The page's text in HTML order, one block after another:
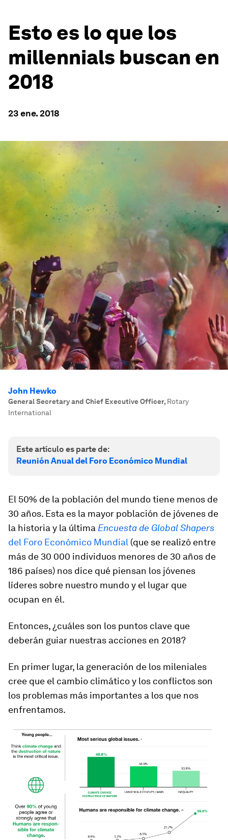
Esto es lo que los
millennials buscan en
2018
23 ene. 2018
John Hewko
General Secretary and Chief Executive Officer, Rotary
International
Este artículo es parte de:
Reunión Anual del Foro Económico Mundial
El 50% de la población del mundo tiene menos de
30 años. Esta es la mayor población de jóvenes de
la historia y la última Encuesta de Global Shapers
del Foro Económico Mundial (que se realizó entre
más de 30 000 individuos menores de 30 años de
186 países) nos dice qué piensan los jóvenes
líderes sobre nuestro mundo y el lugar que
ocupan en él.
Entonces, ¿cuáles son los puntos clave que
deberán guiar nuestras acciones en 2018?
En primer lugar, la generación de los mileniales
cree que el cambio climático y los conflictos son
los problemas más importantes a los que nos
enfrentamos.